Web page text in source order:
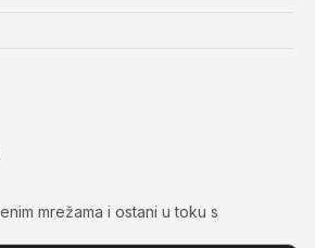
mrežama i ostani u toku s